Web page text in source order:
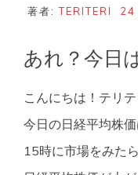
著者:TERITERI 24
あれ？今日
こんにちは！テリテ
今日の日経平均株
15時に市場をみた